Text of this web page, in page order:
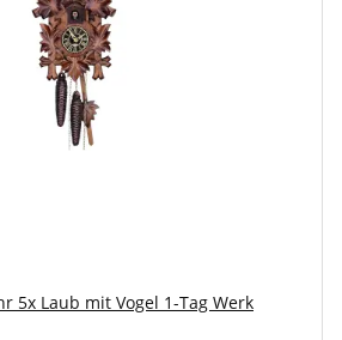
5x Laub mit Vogel 1-Tag Werk